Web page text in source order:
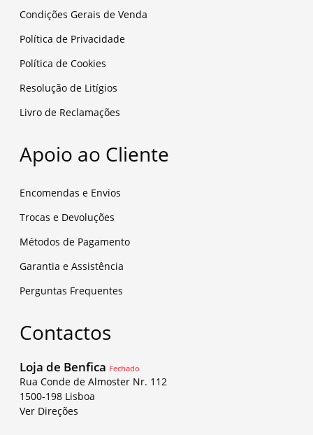
Condições Gerais de Venda
Política de Privacidade
Política de Cookies
Resolução de Litígios
Livro de Reclamações
Apoio ao Cliente
Encomendas e Envios
Trocas e Devoluções
Métodos de Pagamento
Garantia e Assistência
Perguntas Frequentes
Contactos
Loja de Benfica Fechado
Rua Conde de Almoster Nr. 112
1500-198 Lisboa
Ver Direções